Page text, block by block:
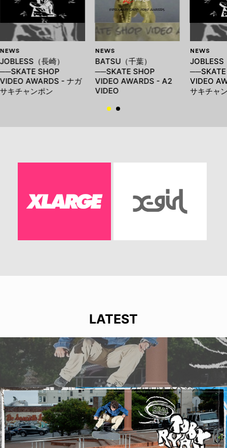
NEWS
JOBLESS（長崎）
──SKATE SHOP
VIDEO AWARDS - ナガ
サキチャンポン
NEWS
BATSU（千葉）
──SKATE SHOP
VIDEO AWARDS - A2
VIDEO
NEWS
JOBLESS
──SKATE
VIDEO
サキチャ
LATEST